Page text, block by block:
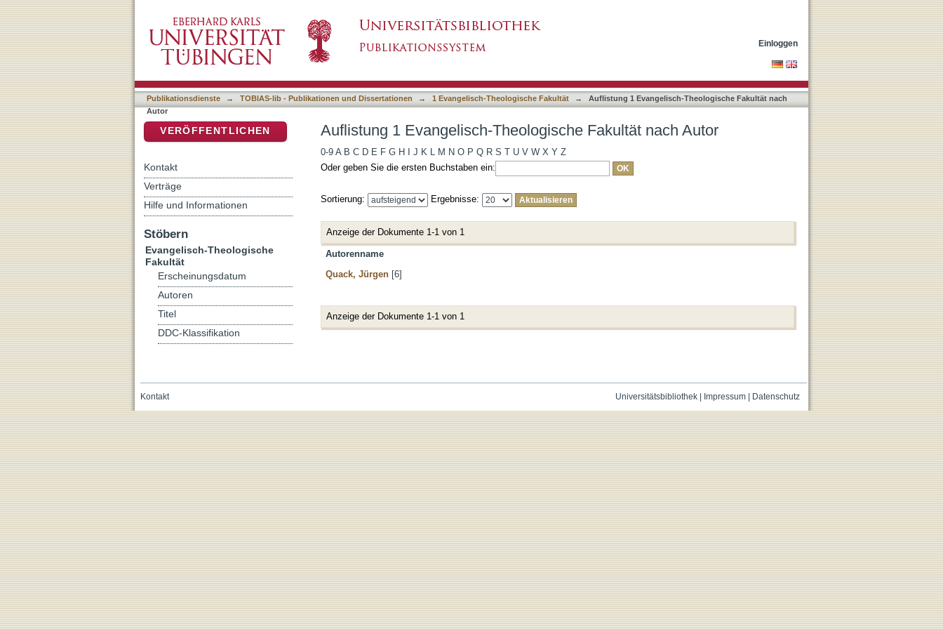
Einloggen
Publikationsdienste → TOBIAS-lib - Publikationen und Dissertationen → 1 Evangelisch-Theologische Fakultät →
Auflistung 1 Evangelisch-Theologische Fakultät nach
Autor
Auflistung 1 Evangelisch-Theologische Fakultät nach Autor
0-9 A B C D E F G H J K L M N O P Q R S T U V W X Y Z
Oder geben Sie die ersten Buchstaben ein:
Sortierung: Ergebnisse:
Anzeige der Dokumente 1-1 von 1
Autorenname
Quack, Jürgen [6]
Anzeige der Dokumente 1-1 von 1
VERÖFFENTLICHEN
Kontakt
Verträge
Hilfe und Informationen
Stöbern
Evangelisch-Theologische
Fakultät
Erscheinungsdatum
Autoren
Titel
DDC-Klassifikation
Universitätsbibliothek| Impressum| Datenschutz
Kontakt